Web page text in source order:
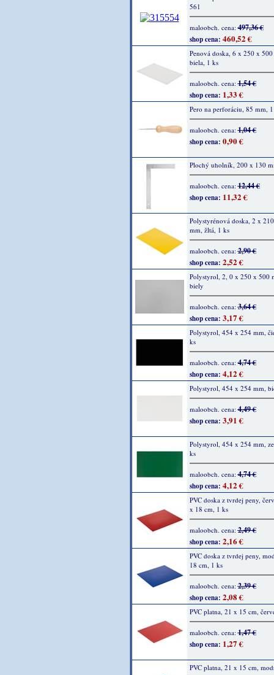
561
maloobch. cena:497,36 €
shop cena: 460,52 €
Penová doska, 6 x 250 x
biela, 1 ks
maloobch. cena:1,54 €
shop cena: 1,33 €
Pero na perforáciu, 85 mm,
maloobch. cena:1,04 €
shop cena: 0,90 €
Plochý uholník, 200 x 130
maloobch. cena:12,44 €
shop cena: 11,32 €
Polystyrénová doska, 2 x
mm, žltá, 1 ks
maloobch. cena:2,90 €
shop cena: 2,52 €
Polystyrol, 2, 0 x 250 x 500
biely
maloobch. cena:3,64 €
shop cena: 3,17 €
Polystyrol, 454 x 254 mm,
ks
maloobch. cena:4,74 €
shop cena: 4,12 €
Polystyrol, 454 x 254 mm,
maloobch. cena:4,49 €
shop cena: 3,91 €
Polystyrol, 454 x 254 mm,
ks
maloobch. cena:4,74 €
shop cena: 4,12 €
PVC doska z tvrdej peny,
x 18 cm, 1 ks
maloobch. cena:2,49 €
shop cena: 2,16 €
PVC doska z tvrdej peny,
18 cm, 1 ks
maloobch. cena:2,39 €
shop cena: 2,08 €
PVC platna, 21 x 15 cm,
maloobch. cena:1,47 €
shop cena: 1,27 €
PVC platna, 21 x 15 cm,